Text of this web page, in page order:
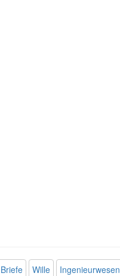
Briefe Wille Ingenieurwesen